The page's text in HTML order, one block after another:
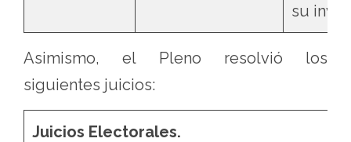
su
Asimismo, el Pleno resolvió los
siguientes juicios:
Juicios Electorales.